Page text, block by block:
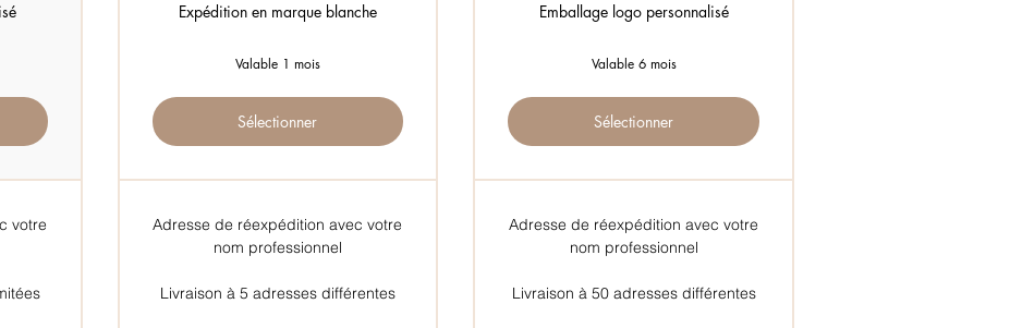
votre
Expédition en marque blanche
Valable 1 mois
Sélectionner
Adresse de réexpédition avec votre
nom professionnel
Livraison à 5 adresses différentes
Emballage logo personnalisé
Valable 6 mois
Sélectionner
Adresse de réexpédition avec votre
nom professionnel
Livraison à 50 adresses différentes